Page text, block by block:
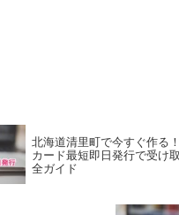
北海道清里町で今すぐ作る
カード最短即日発行で受け
全ガイド